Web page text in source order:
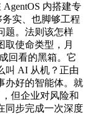
内搭建专
实、也脚够工程
题。法则该怎样
取使命类型，月
回看的黑箱。它
叫 AI 从机？正由
办好的智能体。就
但企业对风险和
同步完成一次深度